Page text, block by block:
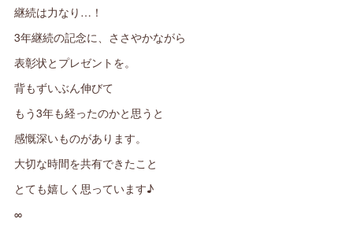
継続は力なり…！
3年継続の記念に、ささやかながら
表彰状とプレゼントを。
背もずいぶん伸びて
もう3年も経ったのかと思うと
感慨深いものがあります。
大切な時間を共有できたこと
とても嬉しく思っています♪
∞